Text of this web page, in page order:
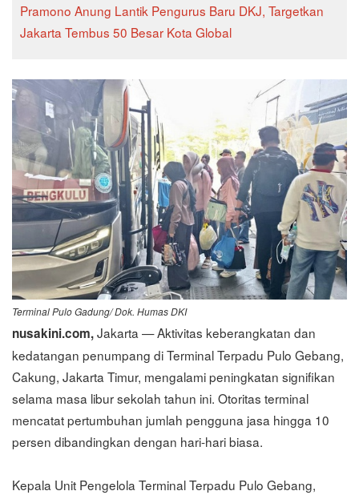
Pramono Anung Lantik Pengurus Baru DKJ, Targetkan
Jakarta Tembus 50 Besar Kota Global
Terminal Pulo Gadung/ Dok. Humas DKI
nusakini.com,Jakarta — Aktivitas keberangkatan dan
kedatangan penumpang di Terminal Terpadu Pulo Gebang,
Cakung, Jakarta Timur, mengalami peningkatan signifikan
selama masa libur sekolah tahun ini. Otoritas terminal
mencatat pertumbuhan jumlah pengguna jasa hingga 10
persen dibandingkan dengan hari-hari biasa.
Kepala Unit Pengelola Terminal Terpadu Pulo Gebang,